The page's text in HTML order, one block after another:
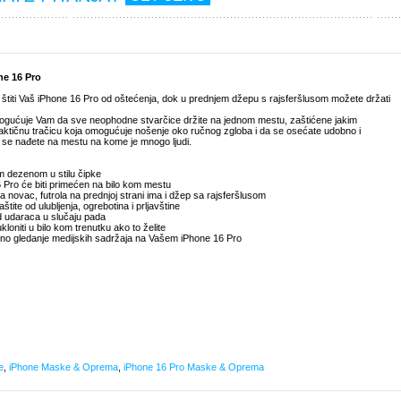
16 Pro
Vaš iPhone 16 Pro od oštećenja, dok u prednjem džepu s rajsferšlusom možete držati
Vam da sve neophodne stvarčice držite na jednom mestu, zaštićene jakim
tračicu koja omogućuje nošenje oko ručnog zgloba i da se osećate udobno i
nađete na mestu na kome je mnogo ljudi.
dezenom u stilu čipke
će biti primećen na bilo kom mestu
novac, futrola na prednjoj strani ima i džep sa rajsferšlusom
od ulubljenja, ogrebotina i prljavštine
udaraca u slučaju pada
u bilo kom trenutku ako to želite
gledanje medijskih sadržaja na Vašem iPhone 16 Pro
iPhone Maske & Oprema iPhone 16 Pro Maske & Oprema